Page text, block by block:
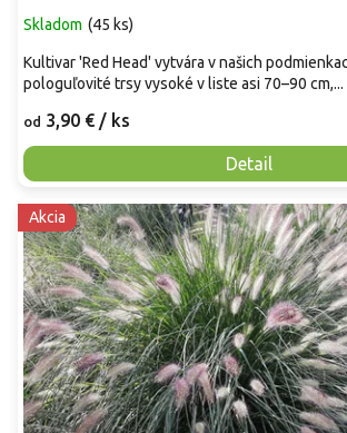
Skladom (45 ks)
od 3,90 € / ks
Detail
Kultivar 'Red Head' vytvára v našich
pologuľovité trsy vysoké v liste asi 70–90 cm,...
Akcia